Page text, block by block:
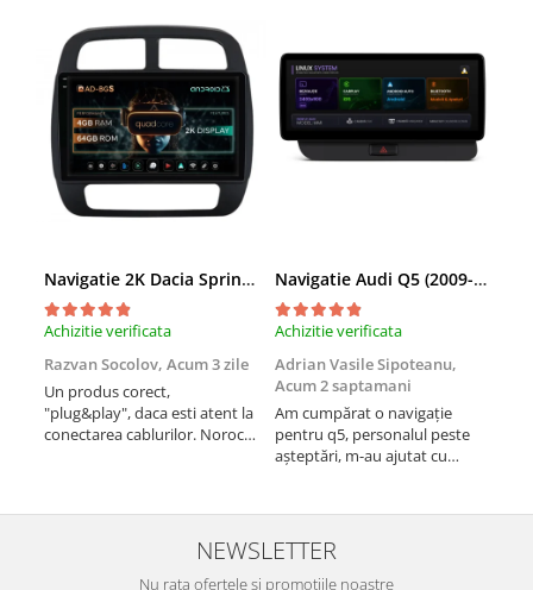
Rame adaptoare Ford
Rame adaptoare M-Benz
Rame adaptoare Opel
Rame adaptoare Skoda
Rame adaptoare Dacia
Rame adaptoare BMW
Rame adaptoare Renault
Navigatie 2K Dacia Spring (2021- Prezent), Android, S-Quadcore / 4GB RAM + 64GB ROM, 9.5 Inch - AD-BGS90042K+AD-BGRKIT366V4s
Achizitie verificata
Razvan Socolov, Acum 3 zile
Un produs corect,
"plug&play", daca esti atent la
conectarea cablurilor. Noroc
indrumat pas cu pas si mi-a
atras atentia ca nu era
conectat cablul de video de la
Navigatie Audi Q5 (2009-2017), Linux OS & OEM, MMI 3G, CarPlay & Android Auto Wireless, MirrorLink, Camera AHD, 12.3 Inch - AD-BGAALNXH+AD-BGRKITQ5002
Achizitie verificata
Adrian Vasile Sipoteanu,
Acum 2 saptamani
Am cumpărat o navigație
pentru q5, personalul peste
așteptări, m-au ajutat cu
rânduri. Foarte serviabili,
livrare rapidă, suport tehnic,
totul impecabil, o să revin la ei
și pentru vi...
NEWSLETTER
Nu rata ofertele si promotiile noastre